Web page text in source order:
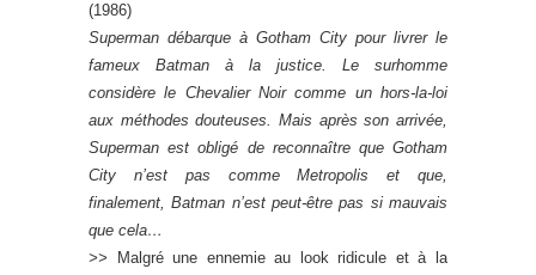
(1986)
Superman débarque à Gotham City pour livrer le
fameux Batman à la justice. Le surhomme
considère le Chevalier Noir comme un hors-la-loi
aux méthodes douteuses. Mais après son arrivée,
Superman est obligé de reconnaître que Gotham
City n’est pas comme Metropolis et que,
finalement, Batman n’est peut-être pas si mauvais
que cela…
>>
Malgré une ennemie au look ridicule et à la